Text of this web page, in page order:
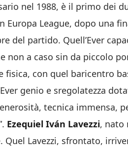
nel 1988, è il primo dei
Europa League, dopo una
del partido. Quell’Ever
non a caso sin da piccolo
fisica, con quel baricentro
genio e sregolatezza
tecnica immensa,
Ezequiel Iván Lavezzi, nato
Quel Lavezzi, sfrontato,